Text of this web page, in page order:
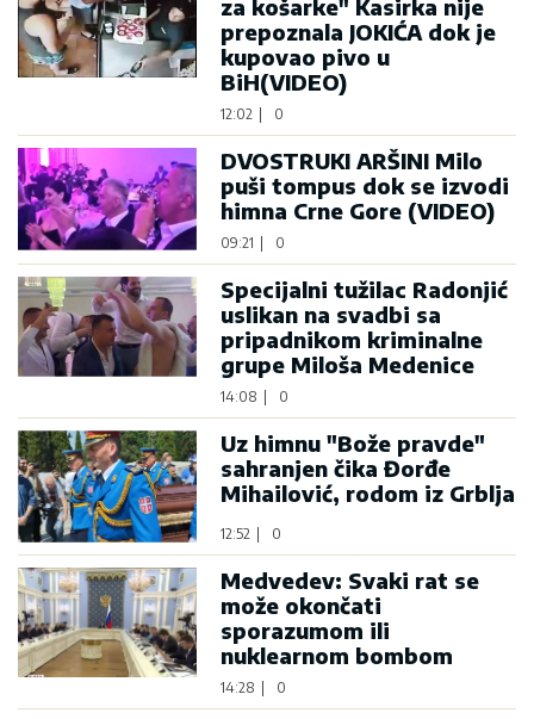
za košarke" Kasirka nije
prepoznala JOKIĆA dok je
kupovao pivo u
BiH(VIDEO)
12:02 0
DVOSTRUKI ARŠINI Milo
puši tompus dok se izvodi
himna Crne Gore (VIDEO)
09:21 0
Specijalni tužilac Radonjić
uslikan na svadbi sa
pripadnikom kriminalne
grupe Miloša Medenice
14:08 0
Uz himnu "Bože pravde"
sahranjen čika Đorđe
Mihailović, rodom iz Grblja
12:52 0
Medvedev: Svaki rat se
može okončati
sporazumom ili
nuklearnom bombom
14:28 0